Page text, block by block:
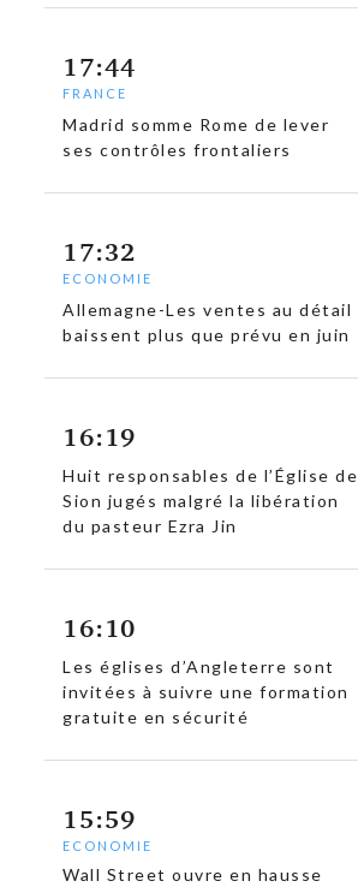
17:44
FRANCE
Madrid somme Rome de lever
ses contrôles frontaliers
17:32
ECONOMIE
Allemagne-Les ventes au détail
baissent plus que prévu en juin
16:19
Huit responsables de l’Église de
Sion jugés malgré la libération
du pasteur Ezra Jin
16:10
Les églises d’Angleterre sont
invitées à suivre une formation
gratuite en sécurité
15:59
ECONOMIE
Wall Street ouvre en hausse